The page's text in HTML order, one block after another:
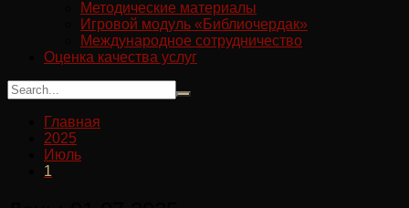
Методические материалы
Игровой модуль «Библиочердак»
Международное сотрудничество
Оценка качества услуг
Главная
2025
Июль
1